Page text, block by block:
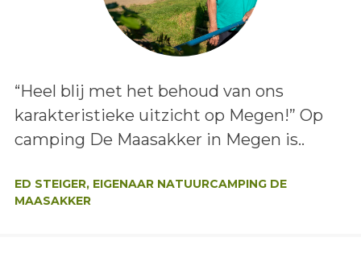
Lees het bericht:
“Heel blij met het behoud van ons
karakteristieke uitzicht op Megen!” Op
camping De Maasakker in Megen is..
ED STEIGER, EIGENAAR NATUURCAMPING DE
MAASAKKER